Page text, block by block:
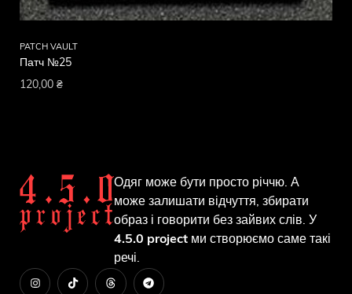
PATCH VAULT
Патч №25
120,00 ₴
Одяг може бути просто річчю. А
може залишати відчуття, збирати
образ і говорити без зайвих слів. У
4.5.0 project ми створюємо саме такі
речі.